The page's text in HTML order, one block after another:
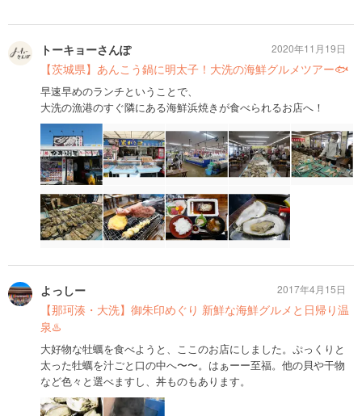
トーキョーさんぽ
【茨城県】あんこう鍋に明太子！大洗の海鮮グルメツアー🐟
早速早めのランチということで、
大洗の漁港のすぐ隣にある海鮮浜焼きが食べられるお店へ！
2020年11月19日
よっしー
【那珂湊・大洗】御朱印めぐり 新鮮な海鮮グルメと日帰り温
泉♨️
大好物な牡蠣を食べようと、ここのお店にしました。ぷっくりと
太った牡蠣を汁ごと口の中へ〜〜。はぁーー至福。他の貝や干物
など色々と選べますし、丼ものもあります。
2017年4月15日